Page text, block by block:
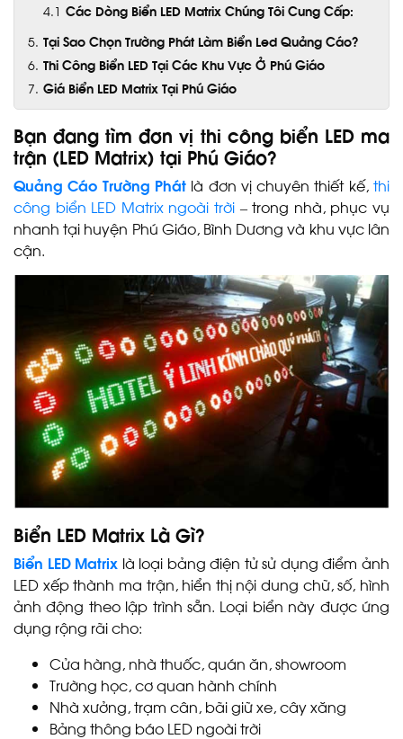
Các Dòng Biển LED Matrix Chúng Tôi Cung Cấp:
Tại Sao Chọn Trường Phát Làm Biển Led Quảng Cáo?
Thi Công Biển LED Tại Các Khu Vực Ở Phú Giáo
Giá Biển LED Matrix Tại Phú Giáo
Bạn đang tìm đơn vị thi công biển LED ma
trận (LED Matrix) tại Phú Giáo?
Quảng Cáo Trường Phátlà đơn vị chuyên thiết kế,thi
công biển LED Matrix ngoài trời – trong nhà, phục vụ
nhanh tại huyện Phú Giáo, Bình Dương và khu vực lân
cận.
Biển LED Matrix Là Gì?
Biển LED Matrix là loại bảng điện tử sử dụng điểm ảnh
LED xếp thành ma trận, hiển thị nội dung chữ, số, hình
ảnh động theo lập trình sẵn. Loại biển này được ứng
dụng rộng rãi cho:
Cửa hàng, nhà thuốc, quán ăn, showroom
Trường học, cơ quan hành chính
Nhà xưởng, trạm cân, bãi giữ xe, cây xăng
Bảng thông báo LED ngoài trời